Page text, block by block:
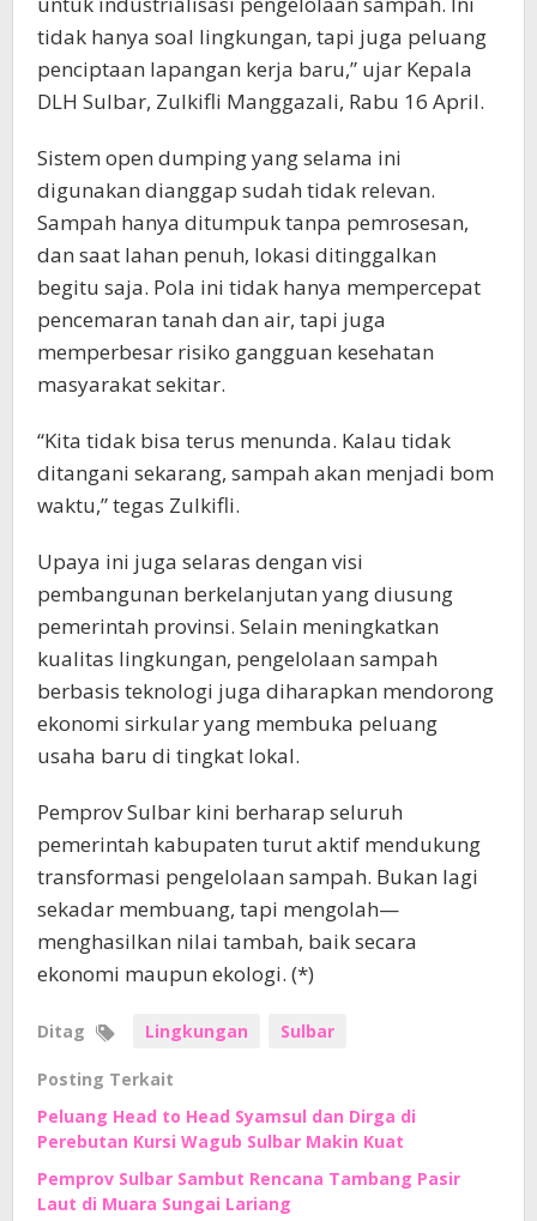
tidak hanya soal lingkungan, tapi juga peluang
penciptaan lapangan kerja baru,” ujar Kepala
DLH Sulbar, Zulkifli Manggazali, Rabu 16 April.
Sistem open dumping yang selama ini
digunakan dianggap sudah tidak relevan.
Sampah hanya ditumpuk tanpa pemrosesan,
dan saat lahan penuh, lokasi ditinggalkan
begitu saja. Pola ini tidak hanya mempercepat
pencemaran tanah dan air, tapi juga
memperbesar risiko gangguan kesehatan
masyarakat sekitar.
“Kita tidak bisa terus menunda. Kalau tidak
ditangani sekarang, sampah akan menjadi bom
waktu,” tegas Zulkifli.
Upaya ini juga selaras dengan visi
pembangunan berkelanjutan yang diusung
pemerintah provinsi. Selain meningkatkan
kualitas lingkungan, pengelolaan sampah
berbasis teknologi juga diharapkan mendorong
ekonomi sirkular yang membuka peluang
usaha baru di tingkat lokal.
Pemprov Sulbar kini berharap seluruh
pemerintah kabupaten turut aktif mendukung
transformasi pengelolaan sampah. Bukan lagi
sekadar membuang, tapi mengolah—
menghasilkan nilai tambah, baik secara
ekonomi maupun ekologi. (*)
Ditag Lingkungan Sulbar
Posting Terkait
Peluang Head to Head Syamsul dan Dirga di
Perebutan Kursi Wagub Sulbar Makin Kuat
Pemprov Sulbar Sambut Rencana Tambang Pasir
Laut di Muara Sungai Lariang